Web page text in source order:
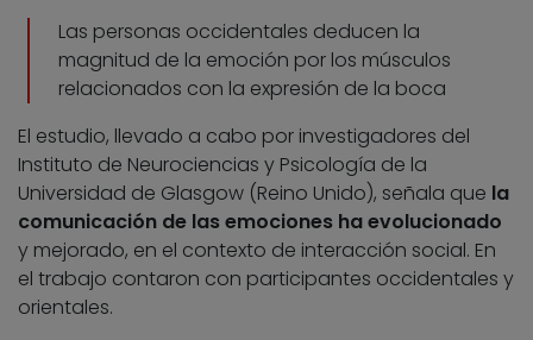
Las personas occidentales deducen la
magnitud de la emoción por los músculos
relacionados con la expresión de la boca
El estudio, llevado a cabo por investigadores del
Instituto de Neurociencias y Psicología de la
Universidad de Glasgow (Reino Unido), señala que la
comunicación de las emociones ha evolucionado
y mejorado, en el contexto de interacción social. En
el trabajo contaron con participantes occidentales y
orientales.